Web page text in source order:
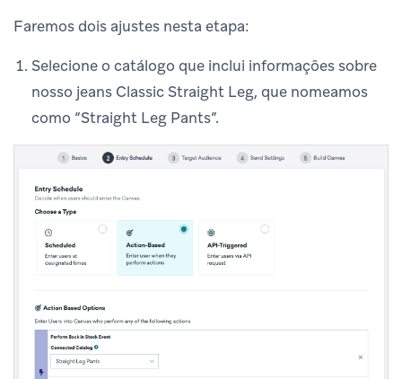
Faremos dois ajustes nesta etapa:
Selecione o catálogo que inclui informações sobre
nosso jeans Classic Straight Leg, que nomeamos
como “Straight Leg Pants”.